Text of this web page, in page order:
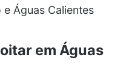
Águas Calientes
em Águas